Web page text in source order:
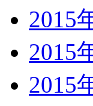
2015
2015
2015